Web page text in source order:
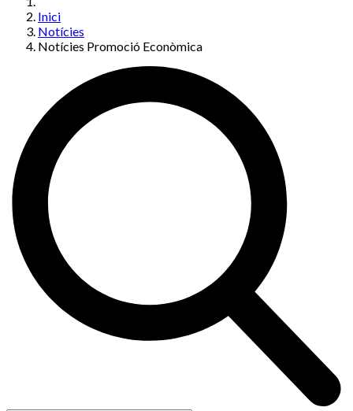
Inici
Notícies
Notícies Promoció Econòmica